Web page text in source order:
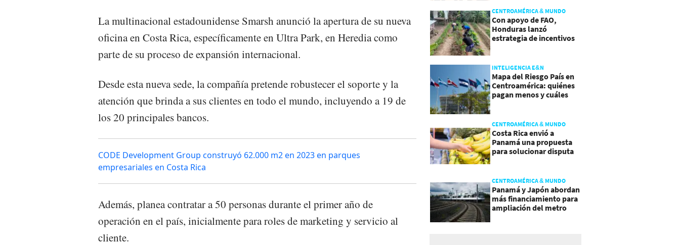
La multinacional estadounidense Smarsh anunció la apertura de su nueva
oficina en Costa Rica, específicamente en Ultra Park, en Heredia como
parte de su proceso de expansión internacional.
Desde esta nueva sede, la compañía pretende robustecer el soporte y la
atención que brinda a sus clientes en todo el mundo, incluyendo a 19 de
los 20 principales bancos.
CODE Development Group construyó 62.000 m2 en 2023 en parques
empresariales en Costa Rica
Además, planea contratar a 50 personas durante el primer año de
operación en el país, inicialmente para roles de marketing y servicio al
cliente.
CENTROAMÉRICA & MUNDO
Con apoyo de FAO,
Honduras lanzó
estrategia de incentivos
INTELIGENCIA E&N
Mapa del Riesgo País en
Centroamérica: quiénes
pagan menos y cuáles
CENTROAMÉRICA & MUNDO
Costa Rica envió a
Panamá una propuesta
para solucionar disputa
CENTROAMÉRICA & MUNDO
Panamá y Japón abordan
más financiamiento para
ampliación del metro